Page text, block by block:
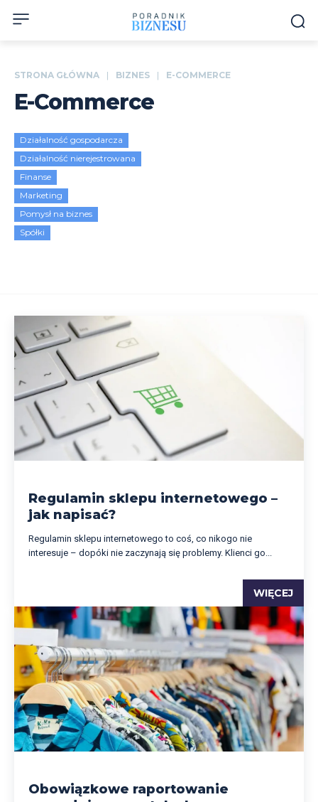
STRONA GŁÓWNA BIZNES E-COMMERCE
E-Commerce
Działalność gospodarcza
Działalność nierejestrowana
Finanse
Marketing
Pomysł na biznes
Spółki
Regulamin sklepu internetowego –
jak napisać?
Regulamin sklepu internetowego to coś, co nikogo nie
interesuje – dopóki nie zaczynają się problemy. Klienci go...
WIĘCEJ
Obowiązkowe raportowanie